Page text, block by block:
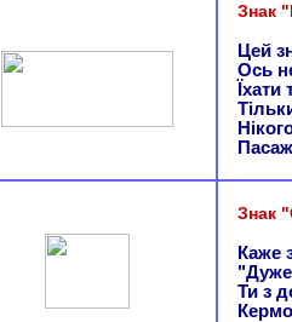
Знак
Цей
Ось
Знак
Каже
"Дуже
Ти з